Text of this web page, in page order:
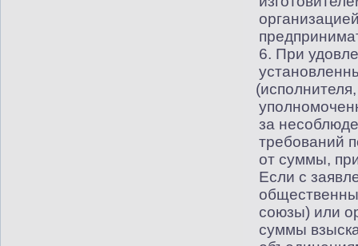
6. При
(
за
требований
от суммы,
Если с
союзы) или
суммы